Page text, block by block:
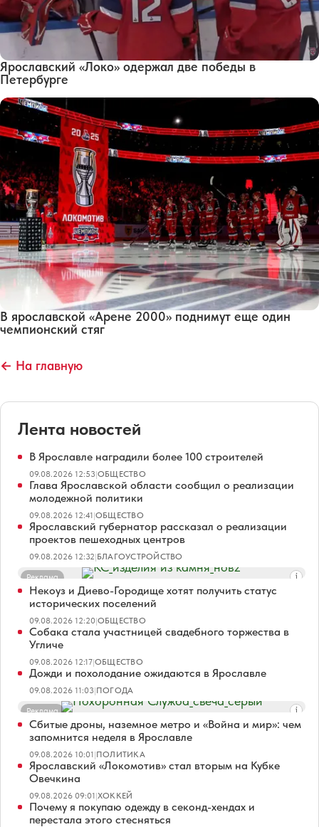
Ярославский «Локо» одержал две победы в
Петербурге
В ярославской «Арене 2000» поднимут еще один
чемпионский стяг
← На главную
Лента новостей
В Ярославле наградили более 100 строителей
09.08.2026 12:53|ОБЩЕСТВО
Глава Ярославской области сообщил о реализации
молодежной политики
09.08.2026 12:41|ОБЩЕСТВО
Ярославский губернатор рассказал о реализации
проектов пешеходных центров
09.08.2026 12:32|БЛАГОУСТРОЙСТВО
Реклама
Некоуз и Диево-Городище хотят получить статус
исторических поселений
09.08.2026 12:20|ОБЩЕСТВО
Собака стала участницей свадебного торжества в
Угличе
09.08.2026 12:17|ОБЩЕСТВО
Дожди и похолодание ожидаются в Ярославле
09.08.2026 11:03|ПОГОДА
Реклама
Сбитые дроны, наземное метро и «Война и мир»: чем
запомнится неделя в Ярославле
09.08.2026 10:01|ПОЛИТИКА
Ярославский «Локомотив» стал вторым на Кубке
Овечкина
09.08.2026 09:01|ХОККЕЙ
Почему я покупаю одежду в секонд-хендах и
перестала этого стесняться